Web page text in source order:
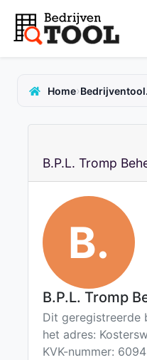
Home›
B.P.L. Tromp
B.
B.P.L. Tromp
Dit geregistreerde
het adres:
KVK-nummer: